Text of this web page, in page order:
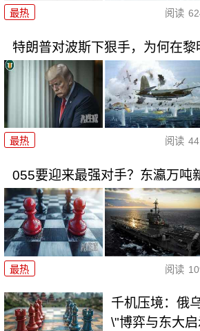
最热 阅读
特朗普对波斯下狠手，为何在黎
最热 阅读
055要迎来最强对手？东瀛万吨
最热 阅读
千机压境：俄
\"博弈与东大启